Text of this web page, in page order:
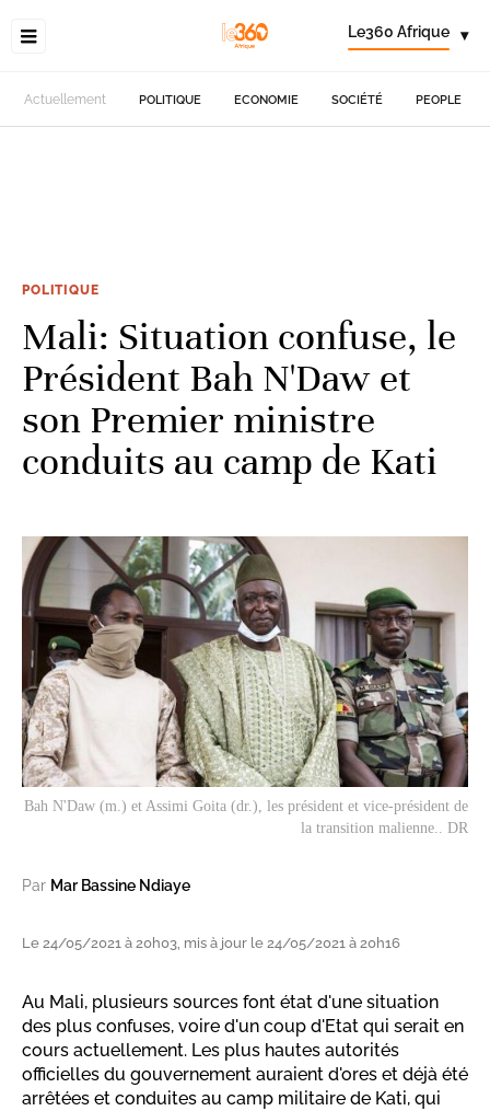
Le360 Afrique ▾
Actuellement POLITIQUE ECONOMIE SOCIÉTÉ PEOPLE
POLITIQUE
Mali: Situation confuse, le
Président Bah N'Daw et
son Premier ministre
conduits au camp de Kati
Bah N'Daw (m.) et Assimi Goita (dr.), les président et vice-président de
la transition malienne.. DR
Par Mar Bassine Ndiaye
Le 24/05/2021 à 20h03, mis à jour le 24/05/2021 à 20h16
Au Mali, plusieurs sources font état d'une situation
des plus confuses, voire d'un coup d'Etat qui serait en
cours actuellement. Les plus hautes autorités
officielles du gouvernement auraient d'ores et déjà été
arrêtées et conduites au camp militaire de Kati, qui